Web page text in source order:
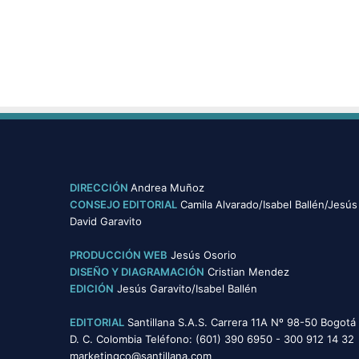
DIRECCIÓN Andrea Muñoz
CONSEJO EDITORIAL Camila Alvarado/Isabel Ballén/Jesús
David Garavito
PRODUCCIÓN WEB Jesús Osorio
DISEÑO Y DIAGRAMACIÓN Cristian Mendez
EDICIÓN Jesús Garavito/Isabel Ballén
EDITORIAL Santillana S.A.S. Carrera 11A Nº 98-50 Bogotá
D. C. Colombia Teléfono: (601) 390 6950 - 300 912 14 32
marketingco@santillana.com